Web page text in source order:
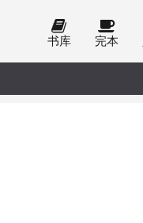
书库 完本